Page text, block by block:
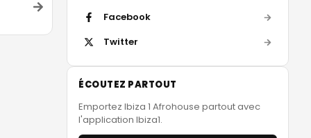
Facebook
Twitter
ÉCOUTEZ PARTOUT
Emportez Ibiza 1 Afrohouse partout avec
l'application Ibiza1.